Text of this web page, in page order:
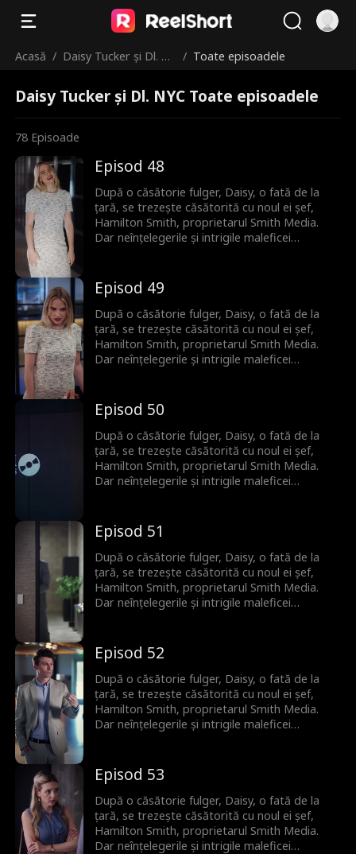
Acasă / Daisy Tucker și Dl. NY
/ Toate episoadele
Daisy Tucker și Dl. NYC Toate episoadele
78 Episoade
Episod 48
După o căsătorie fulger, Daisy, o fată de la
țară, se trezește căsătorită cu noul ei șef,
Hamilton Smith, proprietarul Smith Media.
Dar neînțelegerile și intrigile maleficei
dragostea adevărată.
Episod 49
După o căsătorie fulger, Daisy, o fată de la
țară, se trezește căsătorită cu noul ei șef,
Hamilton Smith, proprietarul Smith Media.
Dar neînțelegerile și intrigile maleficei
dragostea adevărată.
Episod 50
După o căsătorie fulger, Daisy, o fată de la
țară, se trezește căsătorită cu noul ei șef,
Hamilton Smith, proprietarul Smith Media.
Dar neînțelegerile și intrigile maleficei
dragostea adevărată.
Episod 51
După o căsătorie fulger, Daisy, o fată de la
țară, se trezește căsătorită cu noul ei șef,
Hamilton Smith, proprietarul Smith Media.
Dar neînțelegerile și intrigile maleficei
dragostea adevărată.
Episod 52
După o căsătorie fulger, Daisy, o fată de la
țară, se trezește căsătorită cu noul ei șef,
Hamilton Smith, proprietarul Smith Media.
Dar neînțelegerile și intrigile maleficei
dragostea adevărată.
Episod 53
După o căsătorie fulger, Daisy, o fată de la
țară, se trezește căsătorită cu noul ei șef,
Hamilton Smith, proprietarul Smith Media.
Dar neînțelegerile și intrigile maleficei